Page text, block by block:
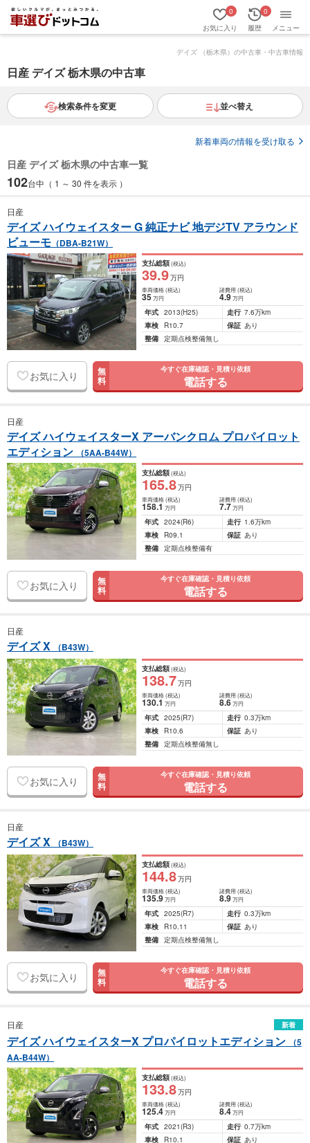
お気に入り
0
履歴
0
メニュー
デイズ （栃木県）の中古車・中古車情報
日産 デイズ 栃木県の中古車
検索条件を変更 並べ替え
新着車両の情報を受け取る
日産 デイズ 栃木県の中古車一覧
102台中（ 1 ～ 30 件を表示 ）
日産
デイズ ハイウェイスター G 純正ナビ 地デジTV アラウンド
ビューモ （DBA-B21W）
支払総額(税込)
39.9万円
車両価格(税込)
35万円
諸費用 (税込)
4.9 万円
年式 2013(H25) 走行 7.6万km
車検
R10.7 保証 あり
整備 定期点検整備無し
お気に入り 無
料
今すぐ在庫確認・見積り依頼
電話する
日産
デイズ ハイウェイスターX アーバンクロム プロパイロット
エディション
（5AA-B44W）
支払総額(税込)
165.8万円
車両価格(税込)
158.1万円
諸費用 (税込)
7.7 万円
年式 2024(R6) 走行 1.6万km
車検
R09.1 保証 あり
整備 定期点検整備有
お気に入り 無
料
今すぐ在庫確認・見積り依頼
電話する
日産
デイズ X （B43W）
支払総額(税込)
138.7万円
車両価格(税込)
130.1万円
諸費用 (税込)
8.6 万円
年式 2025(R7) 走行 0.3万km
車検
R10.6 保証 あり
整備 定期点検整備無し
お気に入り 無
料
今すぐ在庫確認・見積り依頼
電話する
日産
デイズ X （B43W）
支払総額(税込)
144.8万円
車両価格(税込)
135.9万円
諸費用 (税込)
8.9 万円
年式 2025(R7) 走行 0.3万km
車検
R10.11 保証 あり
整備 定期点検整備無し
お気に入り 無
料
今すぐ在庫確認・見積り依頼
電話する
日産 新着
デイズ ハイウェイスターX プロパイロットエディション
（5
AA-B44W）
支払総額(税込)
133.8万円
車両価格(税込)
125.4万円
諸費用 (税込)
8.4 万円
年式 2021(R3) 走行 0.7万km
車検
R10.1 保証 あり